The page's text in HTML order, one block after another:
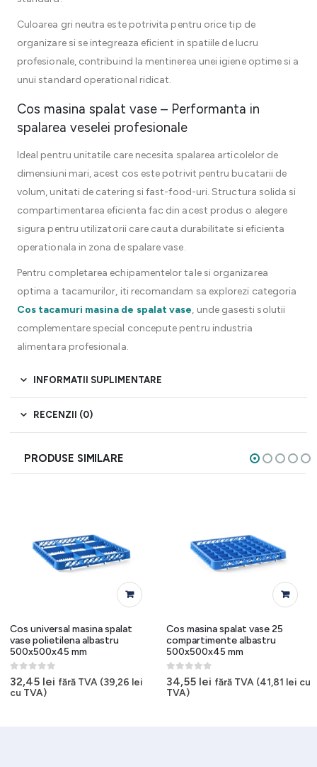
Culoarea gri neutra este potrivita pentru orice tip de
organizare si se integreaza eficient in spatiile de lucru
profesionale, contribuind la mentinerea unei igiene optime si a
unui standard operational ridicat.
Cos masina spalat vase – Performanta in
spalarea veselei profesionale
Ideal pentru unitatile care necesita spalarea articolelor de
dimensiuni mari, acest cos este potrivit pentru bucatarii de
volum, unitati de catering si fast-food-uri. Structura solida si
compartimentarea eficienta fac din acest produs o alegere
sigura pentru utilizatorii care cauta durabilitate si eficienta
operationala in zona de spalare vase.
Pentru completarea echipamentelor tale si organizarea
optima a tacamurilor, iti recomandam sa explorezi categoria
Cos tacamuri masina de spalat vase, unde gasesti solutii
complementare special concepute pentru industria
alimentara profesionala.
INFORMATII SUPLIMENTARE
RECENZII (0)
PRODUSE SIMILARE
Cos universal masina spalat
vase polietilena albastru
500x500x45 mm
0out of 5
32,45 lei fără TVA (39,26 lei
cu TVA)
Cos masina spalat vase 25
compartimente albastru
500x500x45 mm
0out of 5
34,55 lei fără TVA (41,81 lei cu
TVA)